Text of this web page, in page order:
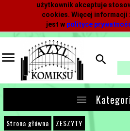
użytkownik akceptuje
cookies. Więcej informacji
jest w polityce
Strona główna ZESZYTY